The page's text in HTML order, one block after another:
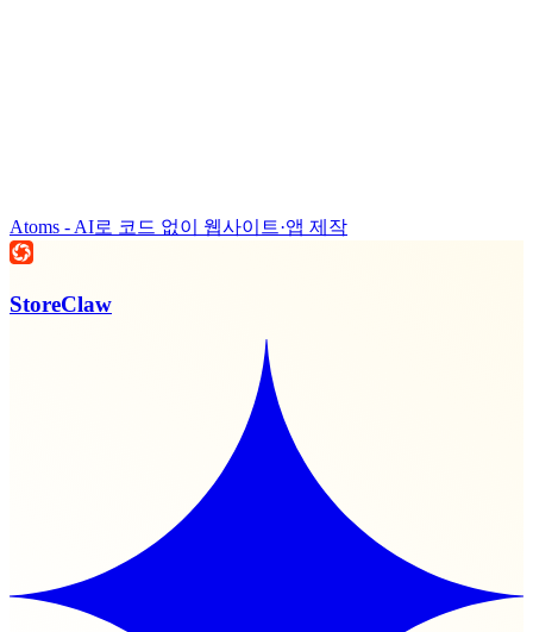
Atoms - AI로 코드 없이 웹사이트·앱 제작
StoreClaw